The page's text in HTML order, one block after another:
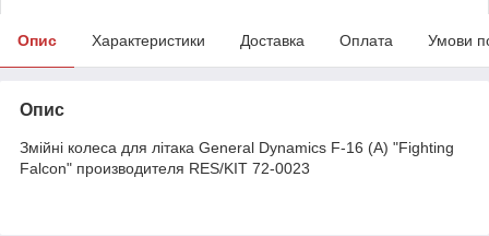
Опис Характеристики Доставка Оплата Умови
Опис
Змійні колеса для літака General Dynamics F-16 (A) "Fighting
Falcon" производителя RES/KIT 72-0023